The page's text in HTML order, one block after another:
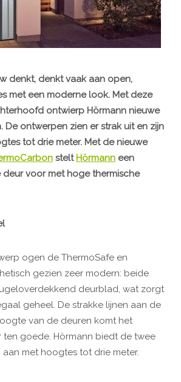
denkt, denkt vaak aan open,
met een moderne look. Met deze
ontwierp Hörmann nieuwe
De ontwerpen zien er strak uit en zijn
tot drie meter. Met de nieuwe
stelt Hörmann een
deur voor met hoge thermische
ogen de ThermoSafe en
gezien zeer modern: beide
deurblad, wat zorgt
geheel. De strakke lijnen aan de
van de deuren komt het
ten goede. Hörmann biedt de twee
met hoogtes tot drie meter.